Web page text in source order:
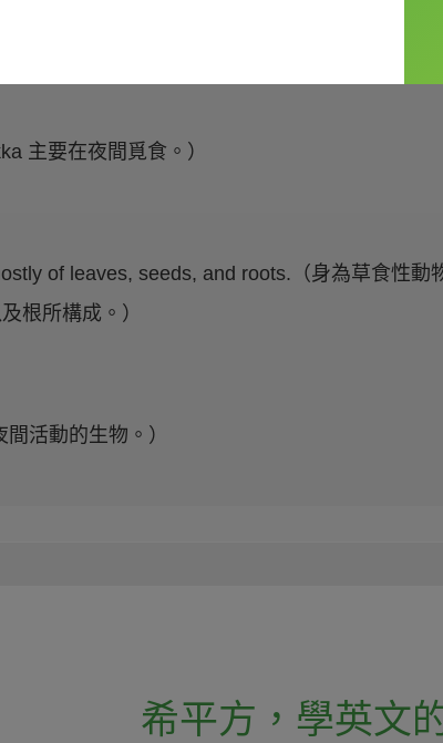
主要在夜間覓食。）
of leaves, seeds, and roots.（身為草食性動
根所構成。）
活動的生物。）
希平方 ， 學英文